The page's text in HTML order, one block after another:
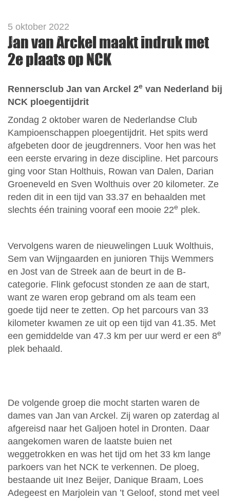
5 oktober 2022
Jan van Arckel maakt indruk met
2e plaats op NCK
Rennersclub Jan van Arckel 2e van Nederland bij
NCK ploegentijdrit
Zondag 2 oktober waren de Nederlandse Club
Kampioenschappen ploegentijdrit. Het spits werd
afgebeten door de jeugdrenners. Voor hen was het
een eerste ervaring in deze discipline. Het parcours
ging voor Stan Holthuis, Rowan van Dalen, Darian
Groeneveld en Sven Wolthuis over 20 kilometer. Ze
reden dit in een tijd van 33.37 en behaalden met
slechts één training vooraf een mooie 22e plek.
Vervolgens waren de nieuwelingen Luuk Wolthuis,
Sem van Wijngaarden en junioren Thijs Wemmers
en Jost van de Streek aan de beurt in de B-
categorie. Flink gefocust stonden ze aan de start,
want ze waren erop gebrand om als team een
goede tijd neer te zetten. Op het parcours van 33
kilometer kwamen ze uit op een tijd van 41.35. Met
een gemiddelde van 47.3 km per uur werd er een 8e
plek behaald.
De volgende groep die mocht starten waren de
dames van Jan van Arckel. Zij waren op zaterdag al
afgereisd naar het Galjoen hotel in Dronten. Daar
aangekomen waren de laatste buien net
weggetrokken en was het tijd om het 33 km lange
parkoers van het NCK te verkennen. De ploeg,
bestaande uit Inez Beijer, Danique Braam, Loes
Adegeest en Marjolein van ’t Geloof, stond met veel